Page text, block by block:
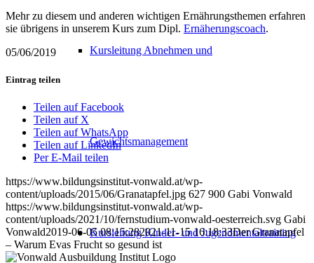
Kursleitung Abnehmen und
Gewichtsmanagement
Kursleitung Kinder- und Jugendmentaltraining
Mehr zu diesem und anderen wichtigen Ernährungsthemen erfahren
sie übrigens in unserem Kurs zum Dipl. Ernäherungscoach.
05/06/2019
Eintrag teilen
Teilen auf Facebook
Teilen auf X
Teilen auf WhatsApp
Teilen auf LinkedIn
Per E-Mail teilen
https://www.bildungsinstitut-vonwald.at/wp-
content/uploads/2015/06/Granatapfel.jpg 627 900 Gabi Vonwald
https://www.bildungsinstitut-vonwald.at/wp-
content/uploads/2021/10/fernstudium-vonwald-oesterreich.svg Gabi
Vonwald2019-06-05 08:15:282021-11-15 16:18:33Der Granatapfel
– Warum Evas Frucht so gesund ist